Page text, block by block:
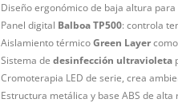
Diseño ergonómico de baja altura para
Panel digital Balboa TP500: controla
Aislamiento térmicoGreen Layer
Sistema de desinfección ultravioleta
Cromoterapia LED de serie, crea
Estructura metálica y base ABS de